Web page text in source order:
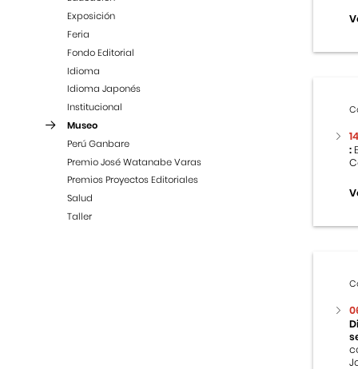
Exposición
Feria
Fondo Editorial
Idioma
Idioma Japonés
Institucional
Museo
Perú Ganbare
Premio José Watanabe Varas
Premios Proyectos Editoriales
Salud
Taller
: